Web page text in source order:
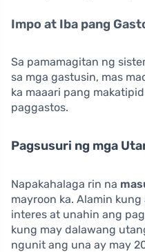
Impo at Iba pang
Sa pamamagitan ng
sa mga gastusin, mas
ka maaari pang
paggastos.
Pagsusuri ng mga
Napakahalaga rin na
mayroon ka. Alamin
interes at unahin ang
kung may dalawang
ngunit ang una ay may